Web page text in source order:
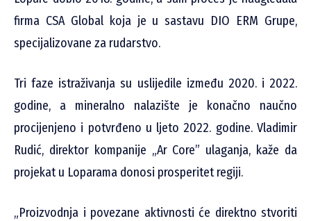
firma CSA Global koja je u sastavu DIO ERM Grupe,
specijalizovane za rudarstvo.
Tri faze istraživanja su uslijedile između 2020. i 2022.
godine, a mineralno nalazište je konačno naučno
procijenjeno i potvrđeno u ljeto 2022. godine. Vladimir
Rudić, direktor kompanije „Ar Core” ulaganja, kaže da
projekat u Loparama donosi prosperitet regiji.
„Proizvodnja i povezane aktivnosti će direktno stvoriti